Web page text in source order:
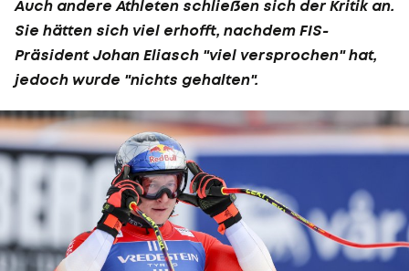
Auch andere Athleten schließen sich der Kritik an.
Sie hätten sich viel erhofft, nachdem FIS-
Präsident Johan Eliasch "viel versprochen" hat,
jedoch wurde "nichts gehalten".